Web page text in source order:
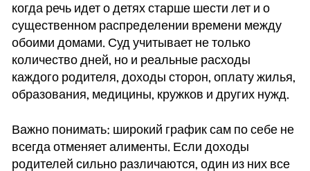
когда речь идет о детях старше шести лет и о
существенном распределении времени между
обоими домами. Суд учитывает не только
количество дней, но и реальные расходы
каждого родителя, доходы сторон, оплату жилья,
образования, медицины, кружков и других нужд.
Важно понимать: широкий график сам по себе не
всегда отменяет алименты. Если доходы
родителей сильно различаются, один из них все